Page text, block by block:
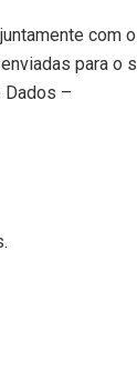
com o
para o
Dados –